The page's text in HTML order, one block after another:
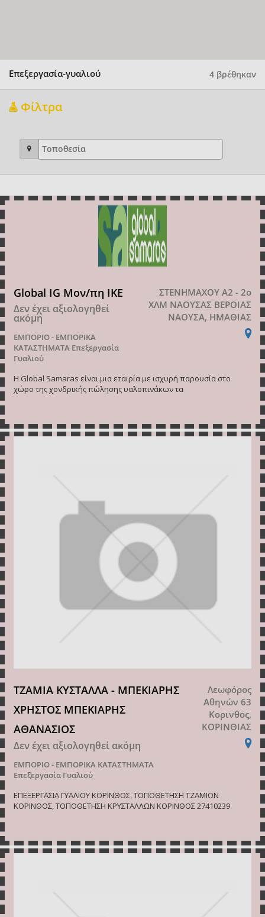
Επεξεργασία-γυαλιού 4 βρέθηκαν
Φίλτρα
Global IG Μον/πη ΙΚΕ
Δεν έχει αξιολογηθεί
ακόμη
ΕΜΠΟΡΙΟ - ΕΜΠΟΡΙΚΑ
ΚΑΤΑΣΤΗΜΑΤΑ Επεξεργασία
Γυαλιού
ΣΤΕΝΗΜΑΧΟΥ Α2 - 2ο
ΧΛΜ ΝΑΟΥΣΑΣ ΒΕΡΟΙΑΣ
ΝΑΟΥΣΑ, ΗΜΑΘΙΑΣ
Η Global Samaras είναι μια εταιρία με ισχυρή παρουσία στο
χώρο της χονδρικής πώλησης υαλοπινάκων τα
ΤΖΑΜΙΑ ΚΥΣΤΑΛΛΑ - ΜΠΕΚΙΑΡΗΣ
ΧΡΗΣΤΟΣ ΜΠΕΚΙΑΡΗΣ
ΑΘΑΝΑΣΙΟΣ
Δεν έχει αξιολογηθεί ακόμη
ΕΜΠΟΡΙΟ - ΕΜΠΟΡΙΚΑ ΚΑΤΑΣΤΗΜΑΤΑ
Επεξεργασία Γυαλιού
Λεωφόρος
Αθηνών 63
Κορινθος,
ΚΟΡΙΝΘΙΑΣ
ΕΠΕΞΕΡΓΑΣΙΑ ΓΥΑΛΙΟΥ ΚΟΡΙΝΘΟΣ, ΤΟΠΟΘΕΤΗΣΗ ΤΖΑΜΙΩΝ
ΚΟΡΙΝΘΟΣ, ΤΟΠΟΘΕΤΗΣΗ ΚΡΥΣΤΑΛΛΩΝ ΚΟΡΙΝΘΟΣ 27410239